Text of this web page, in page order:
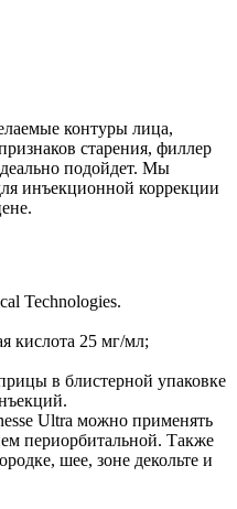
контуры лица,
старения, филлер
подойдет. Мы
инъекционной коррекции
Technologies.
кислота 25 мг/мл;
в блистерной упаковке
Ultra можно применять
периорбитальной. Также
шее, зоне декольте и